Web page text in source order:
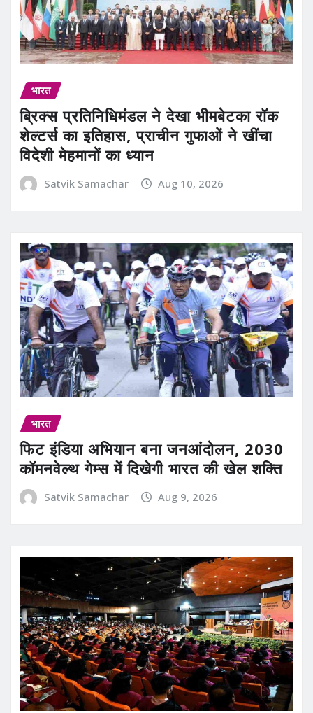
भारत
ब्रिक्स प्रतिनिधिमंडल ने देखा भीमबेटका रॉक
शेल्टर्स का इतिहास, प्राचीन गुफाओं ने खींचा
विदेशी मेहमानों का ध्यान
Satvik Samachar Aug 10, 2026
भारत
फिट इंडिया अभियान बना जनआंदोलन, 2030
कॉमनवेल्थ गेम्स में दिखेगी भारत की खेल शक्ति
Satvik Samachar Aug 9, 2026